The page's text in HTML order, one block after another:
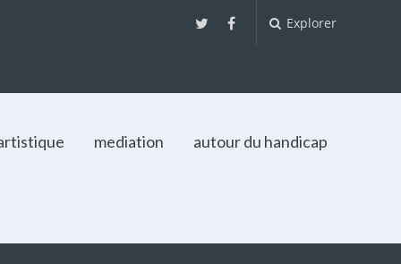
Explorer
mediation autour du handicap